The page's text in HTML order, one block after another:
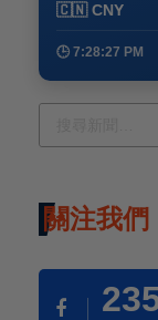
🇨🇳 CNY
🕒 7:28:27 PM
關注我們